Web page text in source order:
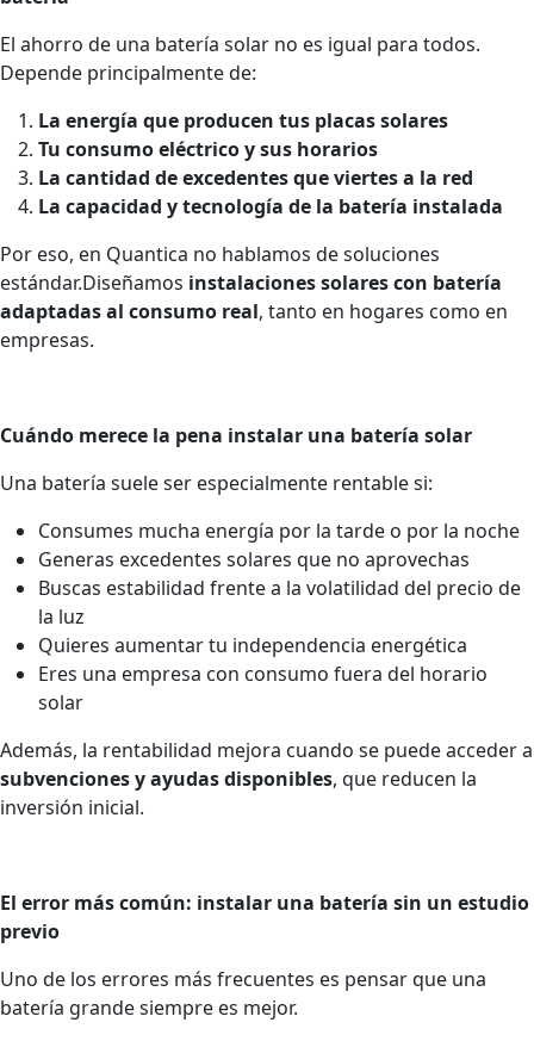
El ahorro de una batería solar no es igual para todos.
Depende principalmente de:
La energía que producen tus placas solares
Tu consumo eléctrico y sus horarios
La cantidad de excedentes que viertes a la red
La capacidad y tecnología de la batería instalada
Por eso, en Quantica no hablamos de soluciones
estándar.Diseñamos instalaciones solares con batería
adaptadas al consumo real, tanto en hogares como en
empresas.
Cuándo merece la pena instalar una batería solar
Una batería suele ser especialmente rentable si:
Consumes mucha energía por la tarde o por la noche
Generas excedentes solares que no aprovechas
Buscas estabilidad frente a la volatilidad del precio de
la luz
Quieres aumentar tu independencia energética
Eres una empresa con consumo fuera del horario
solar
Además, la rentabilidad mejora cuando se puede acceder a
subvenciones y ayudas disponibles, que reducen la
inversión inicial.
El error más común: instalar una batería sin un estudio
previo
Uno de los errores más frecuentes es pensar que una
batería grande siempre es mejor.